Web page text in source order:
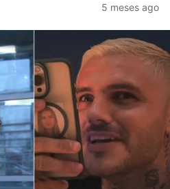
5 meses ago